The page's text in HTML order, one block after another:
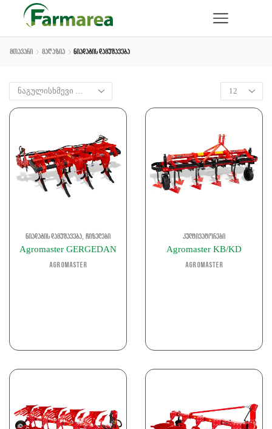
Მთავარი Მაღაზია Ნიადაგის Დამუშავება
ნიადაგის დამუშავება, ჩიზელები
Agromaster GERGEDAN
Agromaster
კულტივატორები
Agromaster KB/KD
Agromaster